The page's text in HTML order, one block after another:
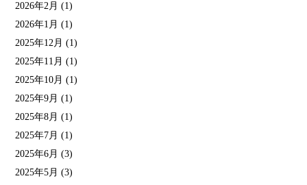
2026年2月 (1)
2026年1月 (1)
2025年12月 (1)
2025年11月 (1)
2025年10月 (1)
2025年9月 (1)
2025年8月 (1)
2025年7月 (1)
2025年6月 (3)
2025年5月 (3)